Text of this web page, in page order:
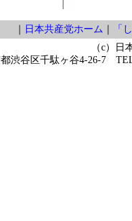
日本共産党ホーム 「
（c）日
渋谷区千駄ヶ谷4-26-7